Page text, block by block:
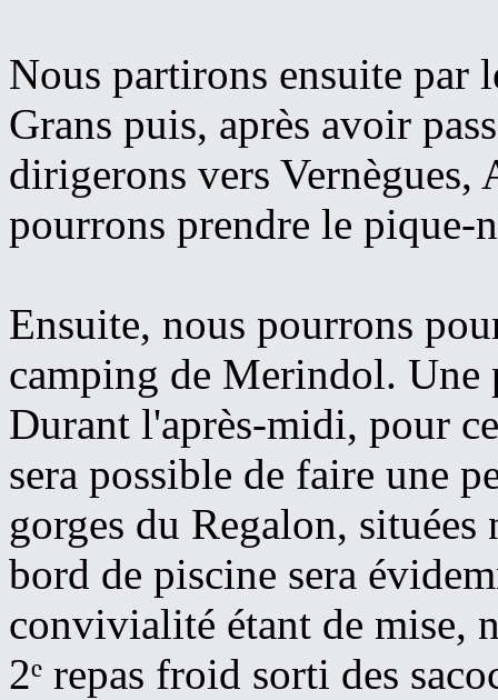
Nous partirons ensuite par
Grans puis, après avoir
dirigerons vers
pourrons prendre le pique-
Ensuite, nous pourrons
camping de Merindol. Une
Durant l'après-midi, pour
sera possible de faire une
gorges du Regalon,
bord de piscine sera
convivialité étant de mise,
2ᵉ repas froid sorti des